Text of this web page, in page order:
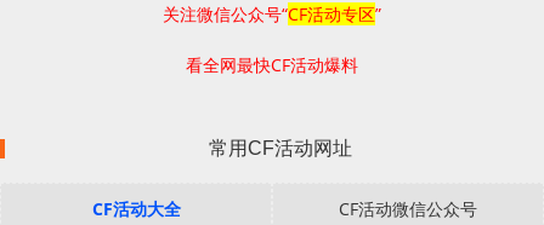
关注微信公众号“CF活动专区”
看全网最快CF活动爆料
常用CF活动网址
CF活动大全 CF活动微信公众号